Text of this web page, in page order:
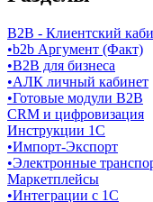
B2B - Клиентский
•b2b Аргумент (Факт)
•B2B для бизнеса
•АЛК личный кабинет
•Готовые модули B2B
CRM и цифровизация
Инструкции 1С
•Импорт-Экспорт
•Электронные
Маркетплейсы
•Интеграции с 1С